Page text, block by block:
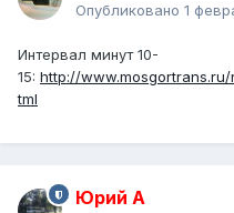
Опубликовано 1
Интервал минут 10-
15: http://www.mosgortrans.ru/
tml
Юрий А